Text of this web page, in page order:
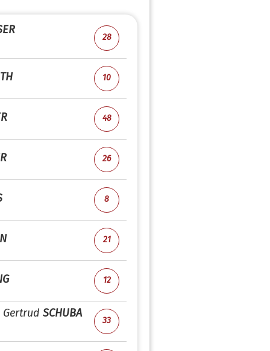
28
10
48
26
8
21
12
Gertrud SCHUBA
33